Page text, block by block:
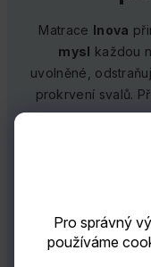
Pro správný
používáme
Matrace Inova
mysl každou
uvolněné,
prokrvení svalů.